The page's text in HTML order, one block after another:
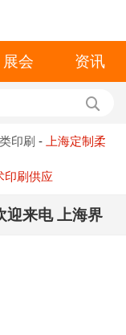
展会 资讯
印刷 - 上海定制柔
印刷供应
迎来电 上海界